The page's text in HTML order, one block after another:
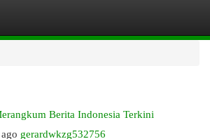
Berita Indonesia Terkini
gerardwkzg532756